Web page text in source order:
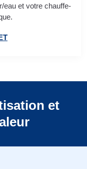
eau et votre chauffe-
et